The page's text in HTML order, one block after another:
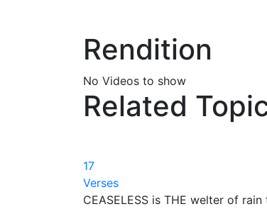
Rendition
No Videos to show
Related
17
Verses
CEASELESS is THE welter of